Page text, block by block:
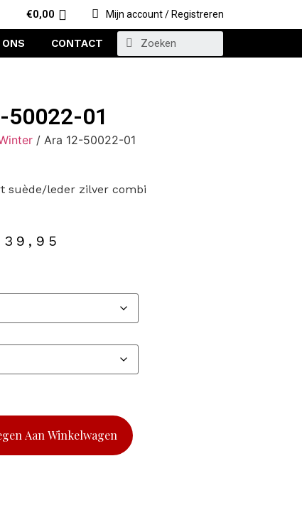
€0,00 Mijn account / Registreren
CONTACT
50022-01
/ Ara 12-50022-01
suède/leder zilver combi
Aan Winkelwagen